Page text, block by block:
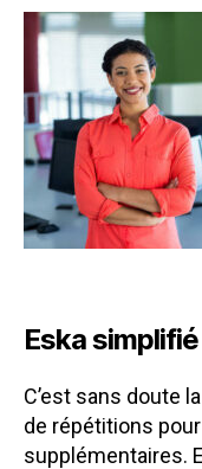
Eska
C’est sans doute
de répétitions
supplémentaires.